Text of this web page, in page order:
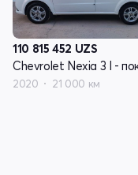
110 815 452 UZS
2020 21 000 км